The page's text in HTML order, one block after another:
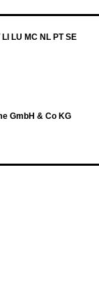
LU MC NL PT SE
GmbH & Co KG